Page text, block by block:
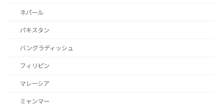
ネパール
パキスタン
バングラディッシュ
フィリピン
マレーシア
ミャンマー